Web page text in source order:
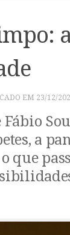
EM 23/12/
a
que